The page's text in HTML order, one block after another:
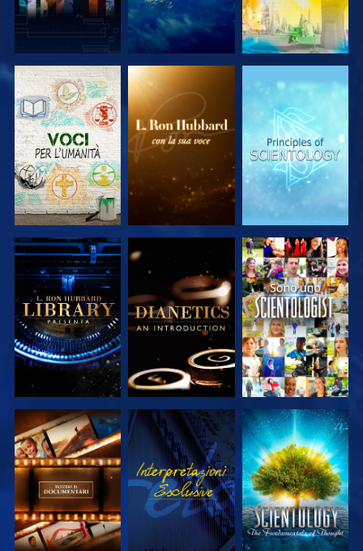
ESPLORA LE
SERIE
ESPLORA LE
SERIE
ESPLORA LE
SERIE
ESPLORA LE
SERIE
ESPLORA LE
SERIE
GUARDA
ESPLORA LE
SERIE
GUARDA
ESPLORA LE
SERIE